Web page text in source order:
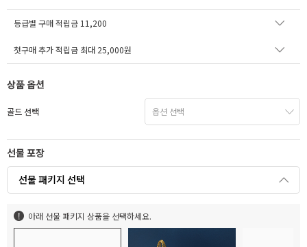
등급별 구매 적립금 11,200
첫구매 추가 적립금 최대 25,000원
상품 옵션
골드 선택
선물 포장
선물 패키지 선택
아래 선물 패키지 상품을 선택하세요.